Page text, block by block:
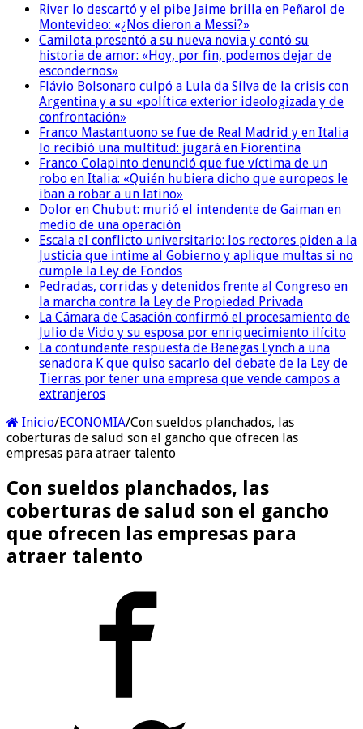
River lo descartó y el pibe Jaime brilla en Peñarol de
Montevideo: «¿Nos dieron a Messi?»
Camilota presentó a su nueva novia y contó su
historia de amor: «Hoy, por fin, podemos dejar de
escondernos»
Flávio Bolsonaro culpó a Lula da Silva de la crisis con
Argentina y a su «política exterior ideologizada y de
confrontación»
Franco Mastantuono se fue de Real Madrid y en Italia
lo recibió una multitud: jugará en Fiorentina
Franco Colapinto denunció que fue víctima de un
robo en Italia: «Quién hubiera dicho que europeos le
iban a robar a un latino»
Dolor en Chubut: murió el intendente de Gaiman en
medio de una operación
Escala el conflicto universitario: los rectores piden a la
Justicia que intime al Gobierno y aplique multas si no
cumple la Ley de Fondos
Pedradas, corridas y detenidos frente al Congreso en
la marcha contra la Ley de Propiedad Privada
La Cámara de Casación confirmó el procesamiento de
Julio de Vido y su esposa por enriquecimiento ilícito
La contundente respuesta de Benegas Lynch a una
senadora K que quiso sacarlo del debate de la Ley de
Tierras por tener una empresa que vende campos a
extranjeros
Inicio/ECONOMIA/Con sueldos planchados, las
coberturas de salud son el gancho que ofrecen las
empresas para atraer talento
Con sueldos planchados, las
coberturas de salud son el gancho
que ofrecen las empresas para
atraer talento